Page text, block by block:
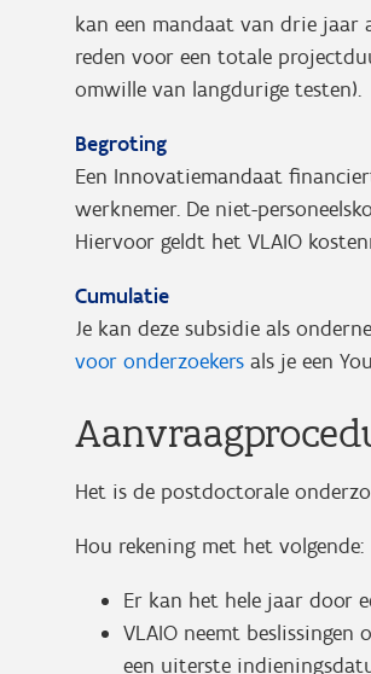
kan een mandaat van drie jaar
reden voor een totale
omwille van langdurige testen).
Begroting
Een Innovatiemandaat
werknemer. De niet-
Hiervoor geldt het VLAIO
Cumulatie
Je kan deze subsidie als
voor onderzoekers als je een
Het is de postdoctorale
Hou rekening met het volgende:
Er kan het hele jaar door
VLAIO neemt
een uiterste